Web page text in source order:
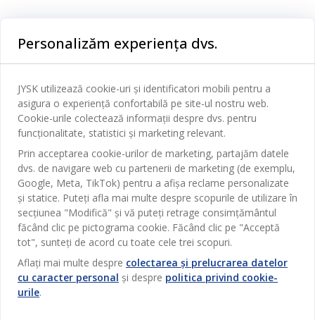
Baie
Birou
Sufragerie
Bucătărie
Depozitare
Perdele
Grădină
Pentru casă
Outlet
Contact Relații Clienți
Magazine și program
Broșură
Termeni si conditii vânzări online
Garantia prețului
Garanția Produselor
Politica de confidentialitate
Card cadou
JYSK
Despre JYSK
JYSK.com
Presă
Locuri de muncă
Newsletter
Inspirație
SEDIU CENTRAL
TAROL-DD S.R.L. str. Jubiliara, 41A mun. Chișinău, Republica
Moldova
JYSK BUSINESS TO BUSINESS
Vânzări și relații clienți persoane juridice
Telefon: 060 531 531
E-mail: jysk@jysk.md
JYSK RELAȚII CLIENȚI
Contact Relații Clienți
Telefon: 022 022 030
E-mail: support@jysk.md
Urmărește Jysk
Personalizăm experiența dvs.
JYSK utilizează cookie-uri și identificatori mobili pentru a
asigura o experiență confortabilă pe site-ul nostru web.
Cookie-urile colectează informații despre dvs. pentru
funcționalitate, statistici și marketing relevant.
Prin acceptarea cookie-urilor de marketing, partajăm datele
dvs. de navigare web cu partenerii de marketing (de exemplu,
Google, Meta, TikTok) pentru a afișa reclame personalizate
și statice. Puteți afla mai multe despre scopurile de utilizare în
secțiunea "Modifică" și vă puteți retrage consimțământul
făcând clic pe pictograma cookie. Făcând clic pe "Acceptă
tot", sunteți de acord cu toate cele trei scopuri.
Aflați mai multe despre colectarea și prelucrarea datelor
cu caracter personal și despre politica privind cookie-
urile.